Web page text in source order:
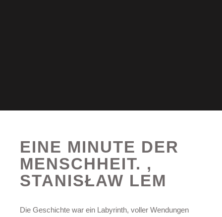
EINE MINUTE DER
MENSCHHEIT. ,
STANISŁAW LEM
Die Geschichte war ein Labyrinth, voller Wendungen